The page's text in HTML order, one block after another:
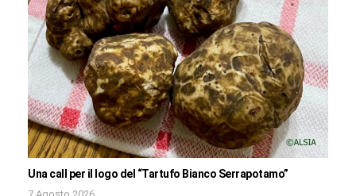
Una call per il logo del “Tartufo Bianco Serrapotamo”